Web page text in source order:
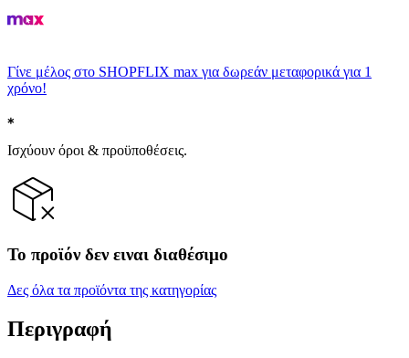
Γίνε μέλος στο SHOPFLIX max για δωρεάν μεταφορικά για 1
χρόνο!
Ισχύουν όροι & προϋποθέσεις.
Το προϊόν δεν ειναι διαθέσιμο
Δες όλα τα προϊόντα της κατηγορίας
Περιγραφή